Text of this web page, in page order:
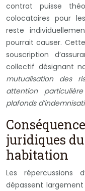
contrat puisse
colocataires pour
reste
pourrait causer.
souscription
collectif désignant
mutualisation des
attention
plafonds
juridiques du
habitation
Les répercussions
dépassent